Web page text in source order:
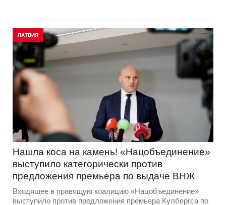
ЛАТВИЯ
Нашла коса на камень! «Нацобъединение»
выступило категорически против
предложения премьера по выдаче ВНЖ
Входящее в правящую коалицию «Нацобъединение»
выступило против предложения премьера Кулбергса по